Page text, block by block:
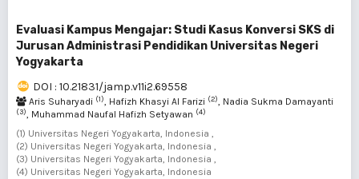
Evaluasi Kampus Mengajar: Studi Kasus Konversi SKS di
Jurusan Administrasi Pendidikan Universitas Negeri
Yogyakarta
DOI : 10.21831/jamp.v11i2.69558
Aris Suharyadi (1), Hafizh Khasyi Al Farizi (2), Nadia Sukma Damayanti
(3), Muhammad Naufal Hafizh Setyawan (4)
(1) Universitas Negeri Yogyakarta, Indonesia ,
(2) Universitas Negeri Yogyakarta, Indonesia ,
(3) Universitas Negeri Yogyakarta, Indonesia ,
(4) Universitas Negeri Yogyakarta, Indonesia